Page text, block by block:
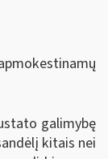
galimybę
kitais nei